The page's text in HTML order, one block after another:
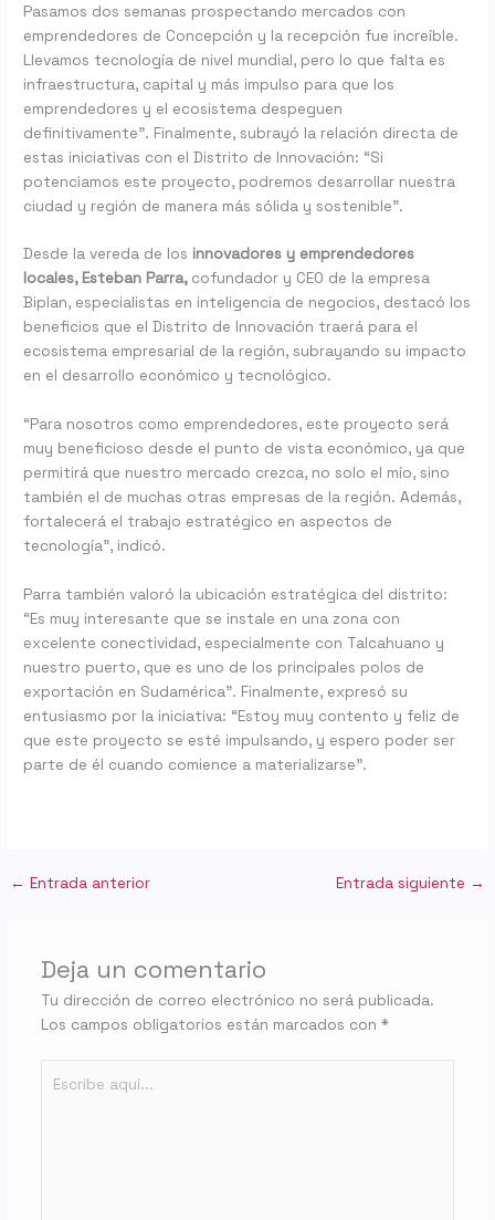
Pasamos dos semanas prospectando mercados con
emprendedores de Concepción y la recepción fue increíble.
Llevamos tecnología de nivel mundial, pero lo que falta es
infraestructura, capital y más impulso para que los
emprendedores y el ecosistema despeguen
definitivamente”. Finalmente, subrayó la relación directa de
estas iniciativas con el Distrito de Innovación: “Si
potenciamos este proyecto, podremos desarrollar nuestra
ciudad y región de manera más sólida y sostenible”.
Desde la vereda de los innovadores y emprendedores
locales, Esteban Parra,cofundador y CEO de la empresa
Biplan, especialistas en inteligencia de negocios, destacó los
beneficios que el Distrito de Innovación traerá para el
ecosistema empresarial de la región, subrayando su impacto
en el desarrollo económico y tecnológico.
“Para nosotros como emprendedores, este proyecto será
muy beneficioso desde el punto de vista económico, ya que
permitirá que nuestro mercado crezca, no solo el mío, sino
también el de muchas otras empresas de la región. Además,
fortalecerá el trabajo estratégico en aspectos de
tecnología”, indicó.
Parra también valoró la ubicación estratégica del distrito:
“Es muy interesante que se instale en una zona con
excelente conectividad, especialmente con Talcahuano y
nuestro puerto, que es uno de los principales polos de
exportación en Sudamérica”. Finalmente, expresó su
entusiasmo por la iniciativa: “Estoy muy contento y feliz de
que este proyecto se esté impulsando, y espero poder ser
parte de él cuando comience a materializarse”.
← Entrada anterior Entrada siguiente →
Deja un comentario
Tu dirección de correo electrónico no será publicada.
Los campos obligatorios están marcados con *
aquí...